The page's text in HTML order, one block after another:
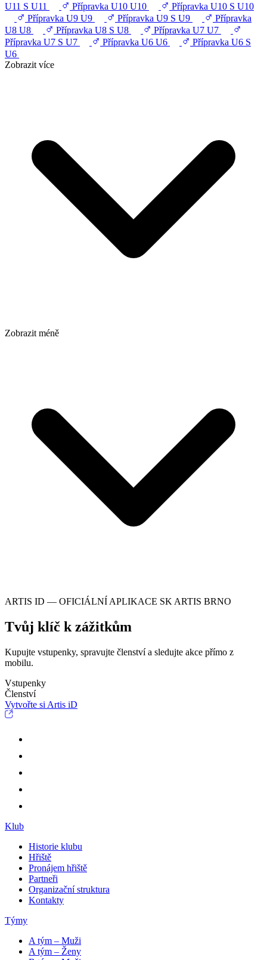
U11 S U11 Přípravka U10 U10 Přípravka U10 S U10
Přípravka U9 U9 Přípravka U9 S U9
Přípravka
U8 U8 Přípravka U8 S U8 Přípravka U7 U7
Přípravka U7 S U7 Přípravka U6 U6
Přípravka U6 S
U6
Zobrazit více
Zobrazit méně
ARTIS ID — OFICIÁLNÍ APLIKACE SK ARTIS BRNO
Tvůj klíč k zážitkům
Kupujte vstupenky, spravujte členství a sledujte akce přímo z
mobilu.
Vstupenky
Členství
Vytvořte si Artis iD
Klub
Historie klubu
Hřiště
Pronájem hřiště
Partneři
Organizační struktura
Kontakty
Týmy
A tým – Muži
A tým – Ženy